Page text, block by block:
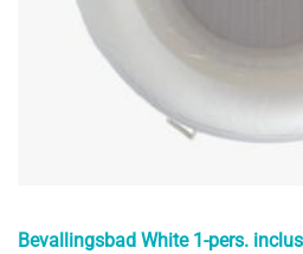
Bevallingsbad White 1-pers.